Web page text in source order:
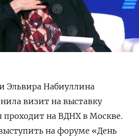
Эльвира Набиуллина
визит на выставку
проходит на ВДНХ в Москве.
на форуме «День